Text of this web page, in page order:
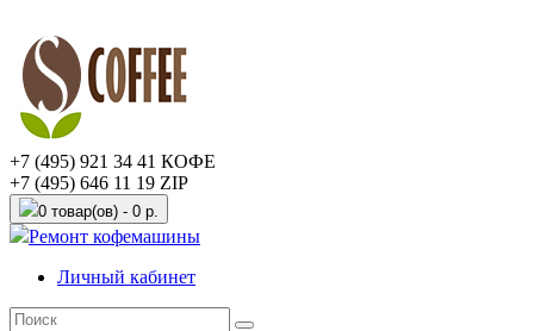
+7 (495) 921 34 41 КОФЕ
+7 (495) 646 11 19 ZIP
0 товар(ов) - 0 р.
Ремонт кофемашины
Личный кабинет